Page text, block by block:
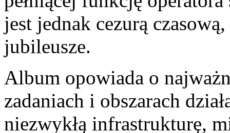
jest jednak cezurą
jubileusze.
Album opowiada o
zadaniach i obszarach
niezwykłą infrastrukturę,